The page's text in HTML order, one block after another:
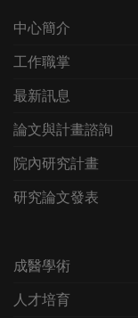
中心簡介
工作職掌
最新訊息
論文與計畫諮詢
院內研究計畫
研究論文發表
成醫學術
人才培育